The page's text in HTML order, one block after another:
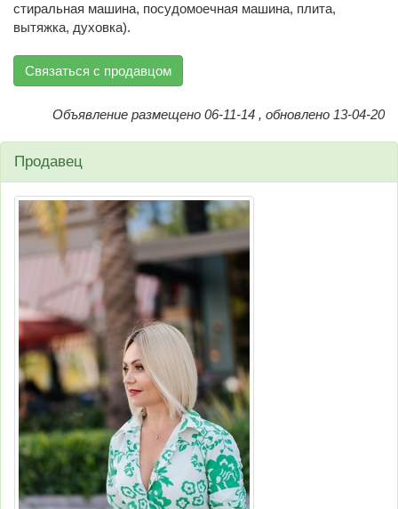
стиральная машина, посудомоечная машина, плита,
вытяжка, духовка).
Связаться с продавцом
Объявление размещено 06-11-14 , обновлено 13-04-20
Продавец